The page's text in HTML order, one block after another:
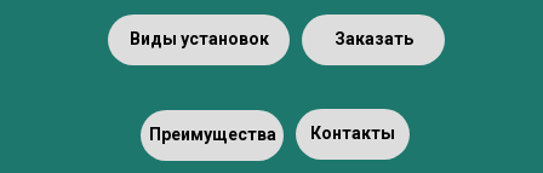
Преимущества Контакты
Заказать
Виды установок